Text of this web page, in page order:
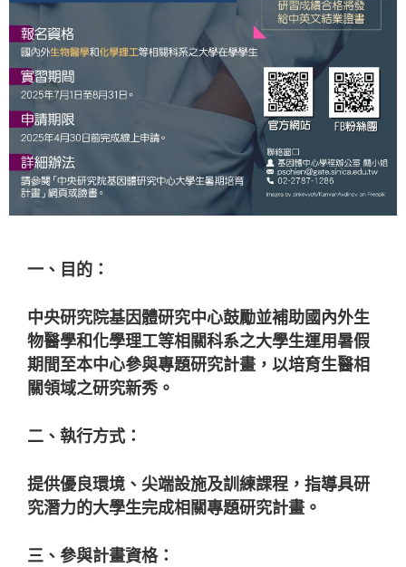
一、目的：
中央研究院基因體研究中心鼓勵並補助國內外生
物醫學和化學理工等相關科系之大學生運用暑假
期間至本中心參與專題研究計畫，以培育生醫相
關領域之研究新秀。
二、執行方式：
提供優良環境、尖端設施及訓練課程，指導具研
究潛力的大學生完成相關專題研究計畫。
三、參與計畫資格：